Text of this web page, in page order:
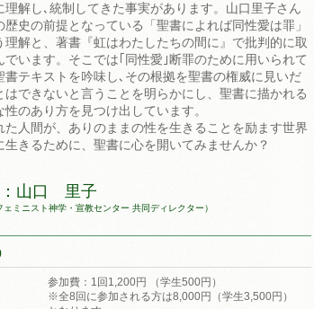
理解し､統制してきた事実があります。山口里子さん
歴史の前提となっている「聖書によれば同性愛は罪」
理解と、著書『虹はわたしたちの間に』で批判的に取
でいます。そこでは｢同性愛｣断罪のために用いられて
書テキストを吟味し､その根拠を聖書の権威に見いだ
はできないと言うことを明らかにし、聖書に描かれる
性のあり方を見つけ出しています。
た人間が、ありのままの性を生きることを励ます世界
生きるために、聖書に心を開いてみませんか？
山口 里子
ェミニスト神学・宣教センター 共同ディレクター）
参加費：1回1,200円 （学生500円）
※全8回に参加される方は8,000円（学生3,500円）